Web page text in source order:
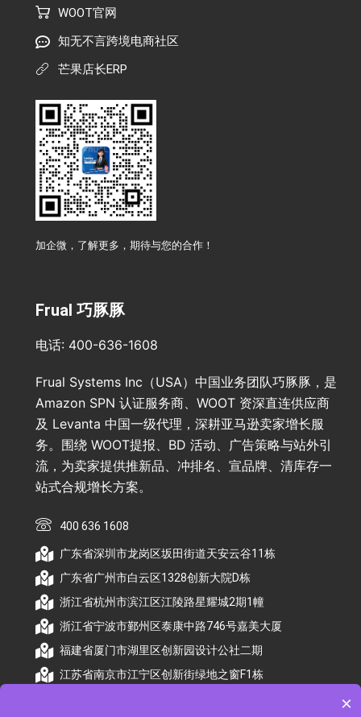
WOOT官网
知无不言跨境电商社区
芒果店长ERP
加企微，了解更多，期待与您的合作！
Frual 巧豚豚
电话: 400-636-1608
Frual Systems Inc（USA）中国业务团队巧豚豚，是
Amazon SPN 认证服务商、WOOT 资深直连供应商
及 Levanta 中国一级代理，深耕亚马逊卖家增长服
务。围绕 WOOT提报、BD 活动、广告策略与站外引
流，为卖家提供推新品、冲排名、宣品牌、清库存一
站式合规增长方案。
400 636 1608
广东省深圳市龙岗区坂田街道天安云谷11栋
广东省广州市白云区1328创新大院D栋
浙江省杭州市滨江区江陵路星耀城2期1幢
浙江省宁波市鄞州区泰康中路746号嘉美大厦
福建省厦门市湖里区创新园设计公社二期
江苏省南京市江宁区创新街绿地之窗F1栋
×